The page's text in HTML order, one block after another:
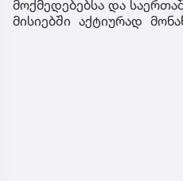
მოქმედებებსა და
მისიებში აქტიურად